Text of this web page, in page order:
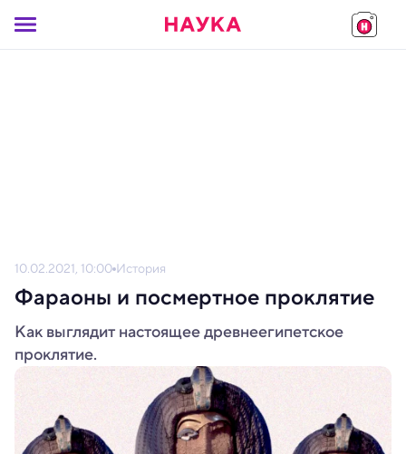
10.02.2021, 10:00 История
Фараоны и посмертное проклятие
Как выглядит настоящее древнеегипетское
проклятие.